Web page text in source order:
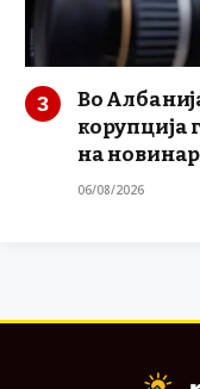
Во
корупција
на
06/08/2026